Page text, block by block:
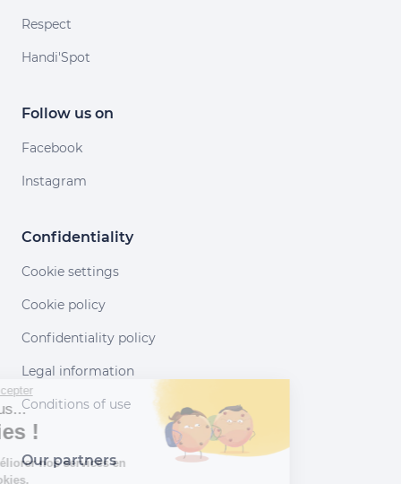
Respect
Handi'Spot
Follow us on
Facebook
Instagram
Confidentiality
Cookie settings
Cookie policy
Confidentiality policy
Legal information
Conditions of use
Our partners
Continuer sans accepter
Salut c'est nous...
les Cookies !
Aidez-nous à améliorer nos services en
acceptant les cookies.